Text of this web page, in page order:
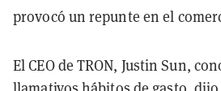
provocó un repunte en el
El CEO de TRON, Justin Sun,